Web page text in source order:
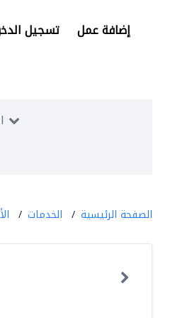
تسجيل إضافة عمل
الصفحة الرئيسية الخدمات